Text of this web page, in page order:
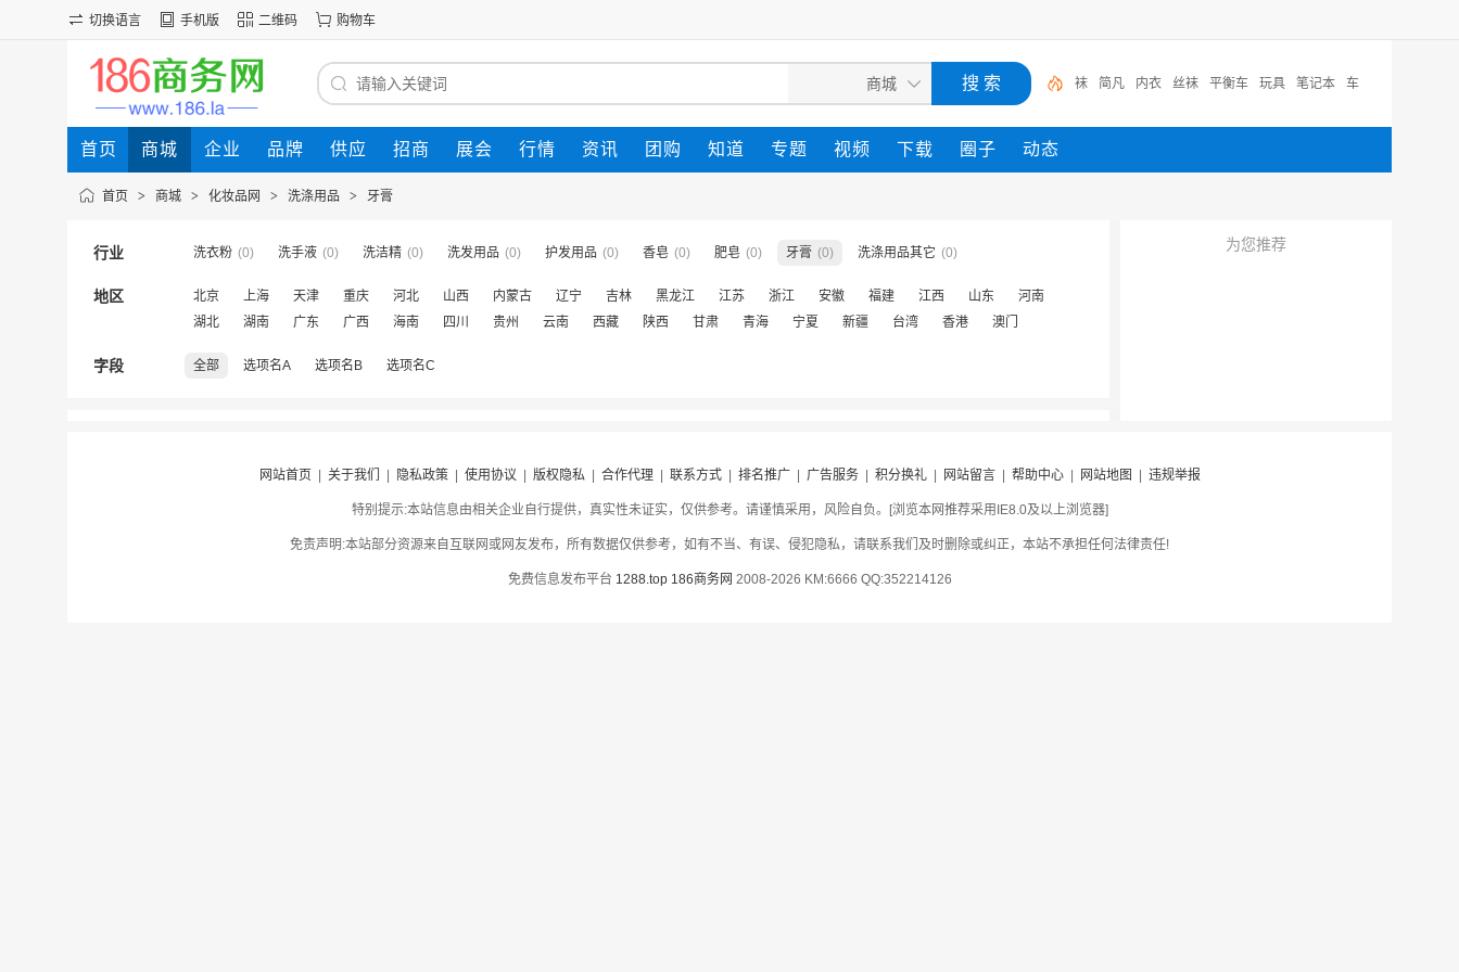
切换语言 手机版 二维码 购物车
袜 简凡 内衣 丝袜 平衡车 玩具 笔记本 车
首页 商城 企业 品牌 供应 招商 展会 行情 资讯 团购 知道 专题 视频 下载 圈子 动态
首页 > 商城 > 化妆品网 > 洗涤用品 > 牙膏
行业 洗衣粉 (0) 洗手液 (0) 洗洁精 (0) 洗发用品 (0) 护发用品 (0) 香皂 (0) 肥皂 (0) 牙膏 (0) 洗涤用品其它 (0)
地区 北京 上海 天津 重庆 河北 山西 内蒙古 辽宁 吉林 黑龙江 江苏 浙江 安徽 福建 江西 山东
河南
湖北
湖南 广东 广西 海南 四川 贵州 云南 西藏 陕西 甘肃 青海 宁夏 新疆 台湾 香港 澳门
字段 全部 选项名A 选项名B 选项名C
为您推荐
网站首页 关于我们 隐私政策| 使用协议 版权隐私| 合作代理| 联系方式| 排名推广| 广告服务| 积分换礼| 网站留言| 帮助中心| 网站地图 违规举报
特别提示:本站信息由相关企业自行提供，真实性未证实，仅供参考。请谨慎采用，风险自负。[浏览本网推荐采用IE8.0及以上浏览器]
免责声明:本站部分资源来自互联网或网友发布，所有数据仅供参考，如有不当、有误、侵犯隐私，请联系我们及时删除或纠正，本站不承担任何法律责任!
免费信息发布平台 1288.top 186商务网 2008-2026 KM:6666 QQ:352214126